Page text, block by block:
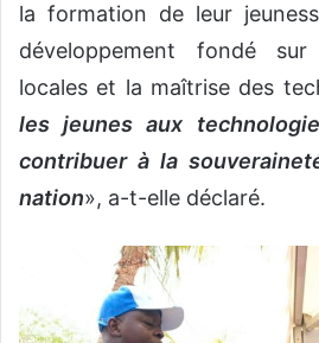
la formation de leur
développement fondé
locales et la maîtrise des
les jeunes aux
contribuer à la
nation», a-t-elle déclaré.